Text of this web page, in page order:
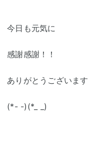
今日も元気に
感謝感謝！！
ありがとうございます
(*- -)(*_ _)